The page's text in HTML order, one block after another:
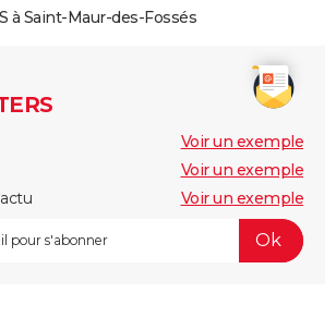
à Saint-Maur-des-Fossés
Voir un exemple
Voir un exemple
Voir un exemple